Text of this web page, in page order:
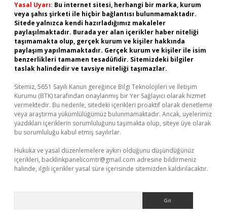
Yasal Uyarı: Bu internet sitesi, herhangi bir marka, kurum
veya şahıs şirketi ile hiçbir bağlantısı bulunmamaktadır.
Sitede yalnızca kendi hazırladığımız makaleler
paylaşılmaktadır. Burada yer alan içerikler haber niteliği
taşımamakta olup, gerçek kurum ve kişiler hakkında
paylaşım yapılmamaktadır. Gerçek kurum ve kişiler ile isim
benzerlikleri tamamen tesadüfidir. Sitemizdeki bilgiler
taslak halindedir ve tavsiye niteliği taşımazlar.
Sitemiz, 5651 Sayılı Kanun gereğince Bilgi Teknolojileri ve İletişim
Kurumu (BTK) tarafından onaylanmış bir Yer Sağlayıcı olarak hizmet
vermektedir. Bu nedenle, sitedeki içerikleri proaktif olarak denetleme
veya araştırma yükümlülüğümüz bulunmamaktadır. Ancak, üyelerimiz
yazdıkları içeriklerin sorumluluğunu taşımakta olup, siteye üye olarak
bu sorumluluğu kabul etmiş sayılırlar.
Hukuka ve yasal düzenlemelere aykırı olduğunu düşündüğünüz
içerikleri, backlinkpanelicomtr@gmail.com adresine bildirmeniz
halinde, ilgili içerikler yasal süre içerisinde sitemizden kaldırılacaktır.